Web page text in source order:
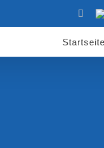
Startseite